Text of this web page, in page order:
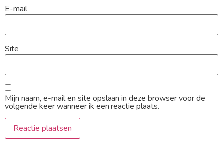
E-mail
Site
Mijn naam, e-mail en site opslaan in deze browser voor de
volgende keer wanneer ik een reactie plaats.